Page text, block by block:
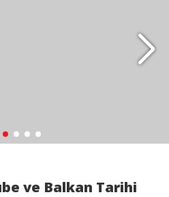
ve Balkan Tarihi